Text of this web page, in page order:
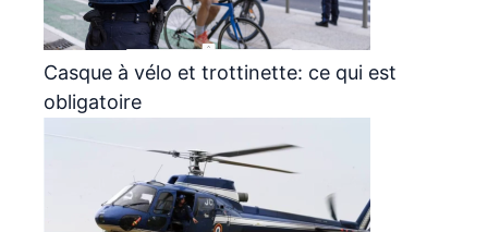
Casque à vélo et trottinette: ce qui est
obligatoire